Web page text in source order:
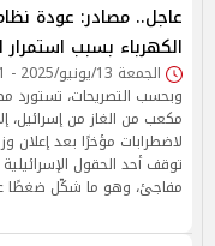
عاجل.. مصادر: عودة
الكهرباء بسبب استمرار
الجمعة 13/يونيو/2025 - 07:31 م
وبحسب التصريحات، تستورد
مكعب من الغاز من إسرائيل،
لاضطرابات مؤخرًا بعد إعلان
توقف أحد الحقول
مفاجئ، وهو ما شكّل ضغطًا